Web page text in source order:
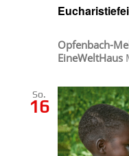
Opfenbach-
EineWeltHaus
So.
16